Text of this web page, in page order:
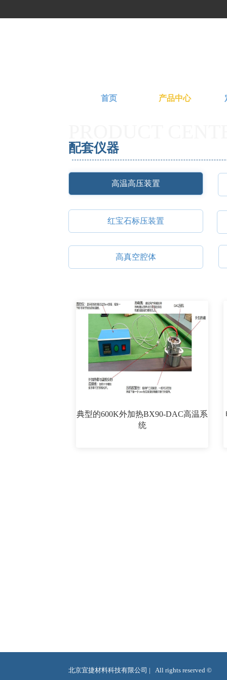
首页 产品中心
配套仪器
高温高压装置
红宝石标压装置
高真空腔体
典型的600K外加热BX90-DAC高温系
统
北京宜捷材料科技有限公司 |   All rights reserved ©